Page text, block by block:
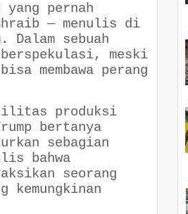
pernah
— menulis di
Dalam sebuah
meski
membawa perang
produksi
bertanya
sebagian
bahwa
seorang